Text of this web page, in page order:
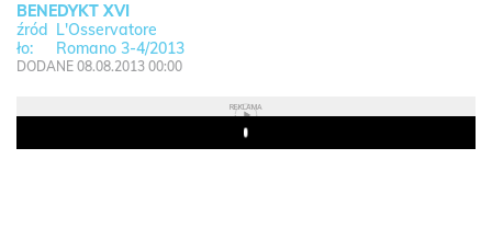
BENEDYKT XVI
L'Osservatore
Romano 3-4/2013
DODANE 08.08.2013 00:00
REKLAMA
Play